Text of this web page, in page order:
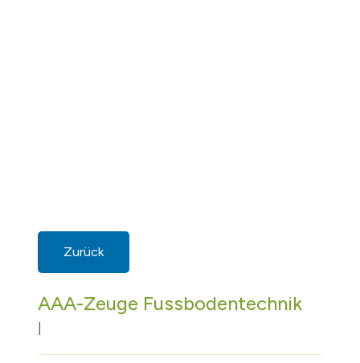
Zurück
AAA-Zeuge Fussbodentechnik